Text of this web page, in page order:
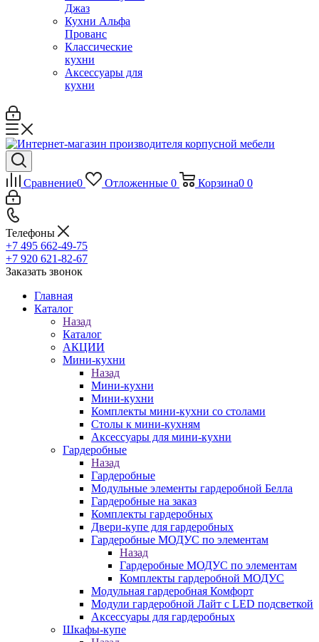
Джаз
Кухни Альфа
Прованс
Классические
кухни
Аксессуары для
кухни
Сравнение0 Отложенные 0 Корзина0 0
Телефоны
+7 495 662-49-75
+7 920 621-82-67
Заказать звонок
Главная
Каталог
Назад
Каталог
АКЦИИ
Мини-кухни
Назад
Мини-кухни
Мини-кухни
Комплекты мини-кухни со столами
Столы к мини-кухням
Аксессуары для мини-кухни
Гардеробные
Назад
Гардеробные
Модульные элементы гардеробной Белла
Гардеробные на заказ
Комплекты гардеробных
Двери-купе для гардеробных
Гардеробные МОДУС по элементам
Назад
Гардеробные МОДУС по элементам
Комплекты гардеробной МОДУС
Модульная гардеробная Комфорт
Модули гардеробной Лайт с LED подсветкой
Аксессуары для гардеробных
Шкафы-купе